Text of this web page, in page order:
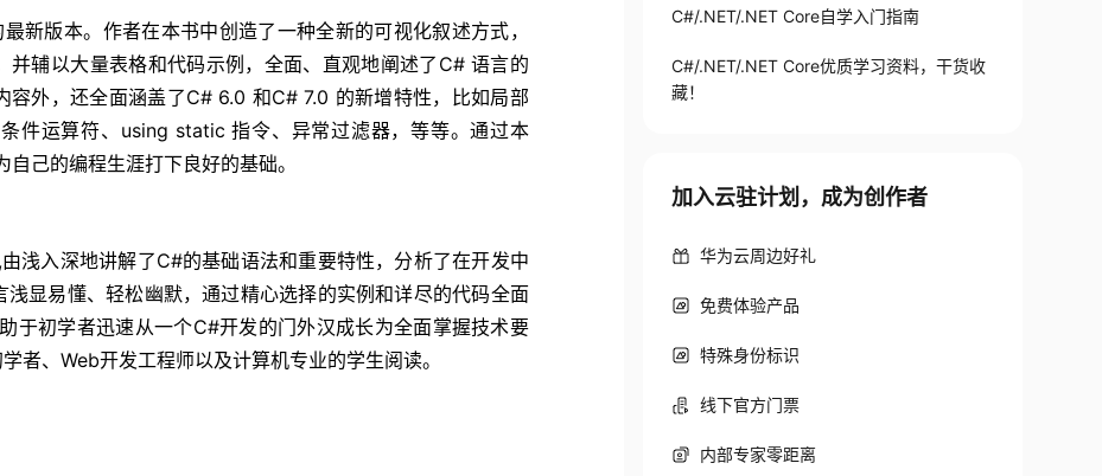
新版本。作者在本书中创造了一种全新的可视化叙述方式，
并辅以大量表格和代码示例，全面、直观地阐述了C# 语言的
容外，还全面涵盖了C# 6.0 和C# 7.0 的新增特性，比如局部
件运算符、using static 指令、异常过滤器，等等。通过本
己的编程生涯打下良好的基础。
浅入深地讲解了C#的基础语法和重要特性，分析了在开发中
显易懂、轻松幽默，通过精心选择的实例和详尽的代码全面
于初学者迅速从一个C#开发的门外汉成长为全面掌握技术要
者、Web开发工程师以及计算机专业的学生阅读。
C#/.NET/.NET Core自学入门指南
C#/.NET/.NET Core优质学习资料，干货收
藏！
加入云驻计划，成为创作者
华为云周边好礼
免费体验产品
特殊身份标识
线下官方门票
内部专家零距离